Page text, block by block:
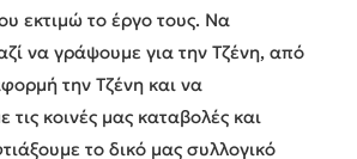
εκτιμώ το έργο τους. Να
να γράψουμε για την Τζένη, από
την Τζένη και να
κοινές μας καταβολές και
το δικό μας συλλογικό